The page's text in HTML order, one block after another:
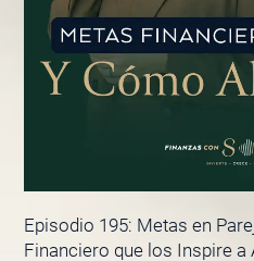
Episodio 195: Metas en
Financiero que los Inspire a